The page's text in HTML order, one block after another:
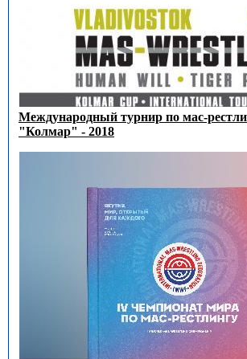
Международный турнир по мас-
"Колмар" - 2018